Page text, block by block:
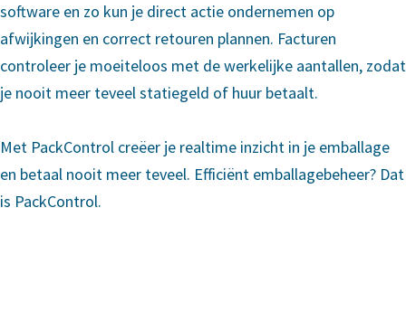
software en zo kun je direct actie ondernemen op
afwijkingen en correct retouren plannen. Facturen
controleer je moeiteloos met de werkelijke aantallen, zodat
je nooit meer teveel statiegeld of huur betaalt.
Met PackControl creëer je realtime inzicht in je emballage
en betaal nooit meer teveel. Efficiënt emballagebeheer? Dat
is PackControl.